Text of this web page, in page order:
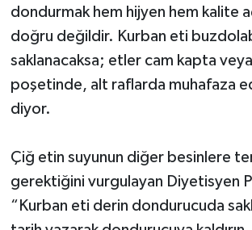
dondurmak hem hijyen hem kalite
doğru değildir. Kurban eti
saklanacaksa; etler cam kapta
poşetinde, alt raflarda muhafaza
diyor.
Çiğ etin suyunun diğer besinlere
gerektiğini vurgulayan Diyetisyen
“Kurban eti derin dondurucuda